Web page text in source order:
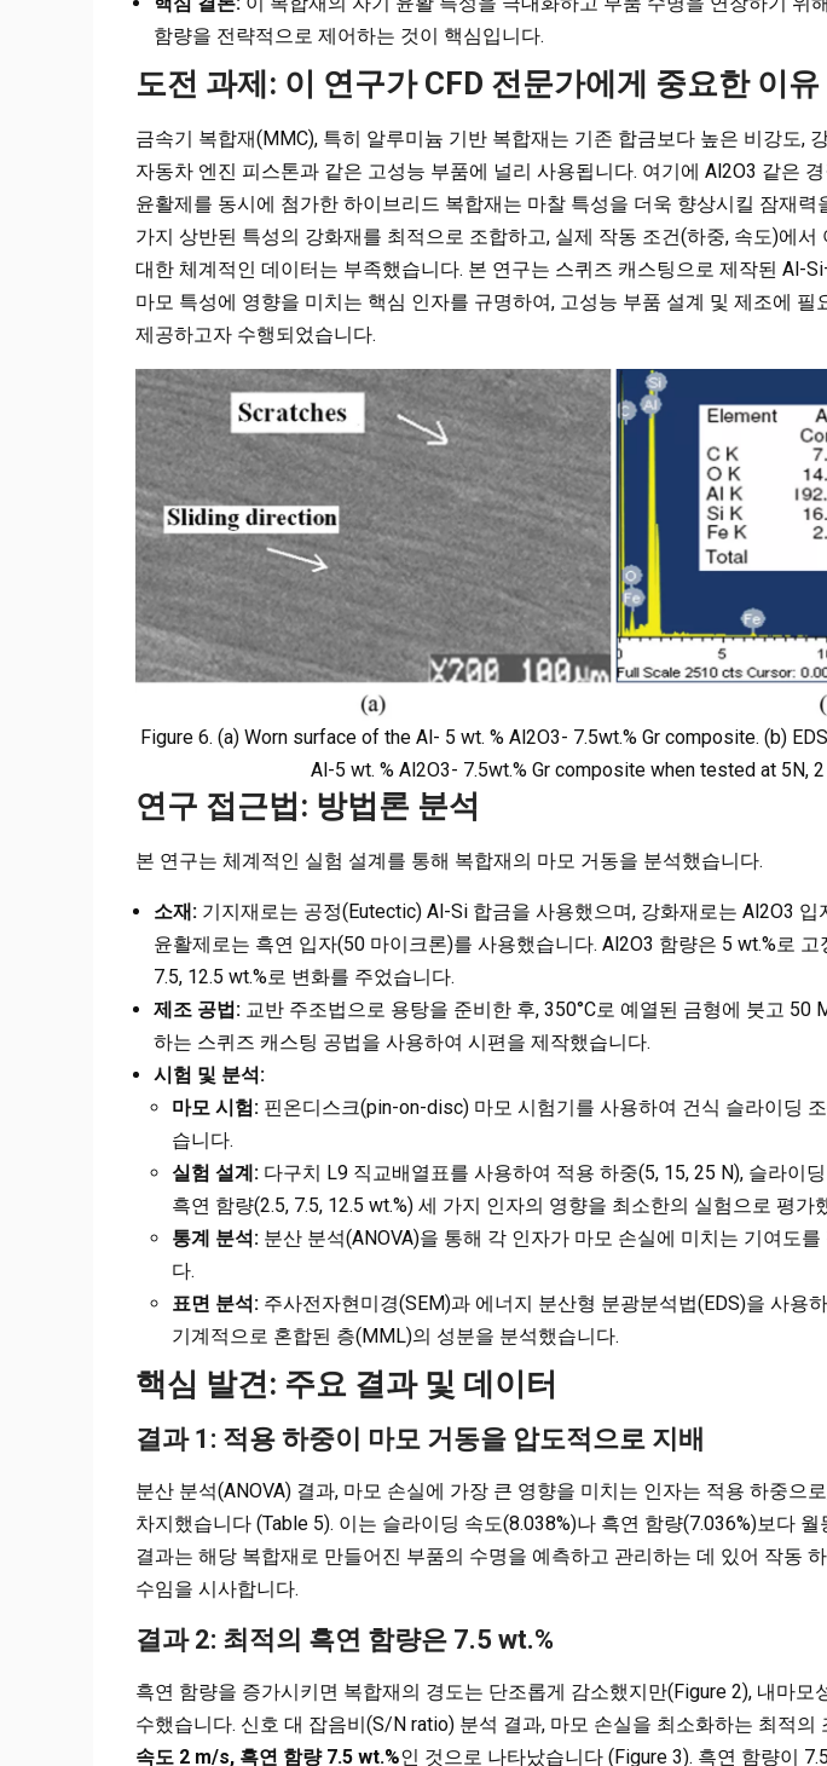
함량을 전략적으로 제어하는 것이 핵심입니다.
도전 과제: 이 연구가 CFD 전문가에게 중요한 이유
금속기 복합재(MMC), 특히 알루미늄 기반 복합재는 기존 합금보다 높은 비강도,
자동차 엔진 피스톤과 같은 고성능 부품에 널리 사용됩니다. 여기에 Al2O3 같은
윤활제를 동시에 첨가한 하이브리드 복합재는 마찰 특성을 더욱 향상시킬 잠재력
가지 상반된 특성의 강화재를 최적으로 조합하고, 실제 작동 조건(하중, 속도)에서
대한 체계적인 데이터는 부족했습니다. 본 연구는 스퀴즈 캐스팅으로 제작된 Al-
마모 특성에 영향을 미치는 핵심 인자를 규명하여, 고성능 부품 설계 및 제조에 필
제공하고자 수행되었습니다.
Figure 6. (a) Worn surface of the Al- 5 wt. % Al2O3- 7.5wt.% Gr composite. (b)
Al-5 wt. % Al2O3- 7.5wt.% Gr composite when tested at 5N,
연구 접근법: 방법론 분석
본 연구는 체계적인 실험 설계를 통해 복합재의 마모 거동을 분석했습니다.
소재: 기지재로는 공정(Eutectic) Al-Si 합금을 사용했으며, 강화재로는 Al2O3 입
윤활제로는 흑연 입자(50 마이크론)를 사용했습니다. Al2O3 함량은 5 wt.%로 고
7.5, 12.5 wt.%로 변화를 주었습니다.
제조 공법: 교반 주조법으로 용탕을 준비한 후, 350°C로 예열된 금형에 붓고 50
하는 스퀴즈 캐스팅 공법을 사용하여 시편을 제작했습니다.
시험 및 분석:
마모 시험: 핀온디스크(pin-on-disc) 마모 시험기를 사용하여 건식 슬라이딩
습니다.
실험 설계: 다구치 L9 직교배열표를 사용하여 적용 하중(5, 15, 25 N), 슬라이
흑연 함량(2.5, 7.5, 12.5 wt.%) 세 가지 인자의 영향을 최소한의 실험으로 평가
통계 분석: 분산 분석(ANOVA)을 통해 각 인자가 마모 손실에 미치는 기여도
다.
표면 분석: 주사전자현미경(SEM)과 에너지 분산형 분광분석법(EDS)을 사용
기계적으로 혼합된 층(MML)의 성분을 분석했습니다.
핵심 발견: 주요 결과 및 데이터
결과 1: 적용 하중이 마모 거동을 압도적으로 지배
분산 분석(ANOVA) 결과, 마모 손실에 가장 큰 영향을 미치는 인자는 적용 하중으
차지했습니다 (Table 5). 이는 슬라이딩 속도(8.038%)나 흑연 함량(7.036%)보다
결과는 해당 복합재로 만들어진 부품의 수명을 예측하고 관리하는 데 있어 작동
수임을 시사합니다.
결과 2: 최적의 흑연 함량은 7.5 wt.%
흑연 함량을 증가시키면 복합재의 경도는 단조롭게 감소했지만(Figure 2), 내마모
수했습니다. 신호 대 잡음비(S/N ratio) 분석 결과, 마모 손실을 최소화하는 최적의
속도 2 m/s, 흑연 함량 7.5 wt.%인 것으로 나타났습니다 (Figure 3). 흑연 함량이